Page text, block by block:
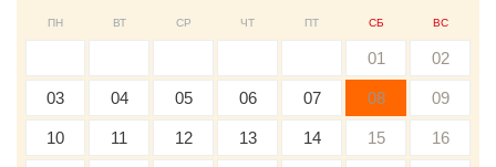
ПН ВТ СР ЧТ ПТ СБ ВС
01 02
03 04 05 06 07 08 09
10 11 12 13 14 15 16